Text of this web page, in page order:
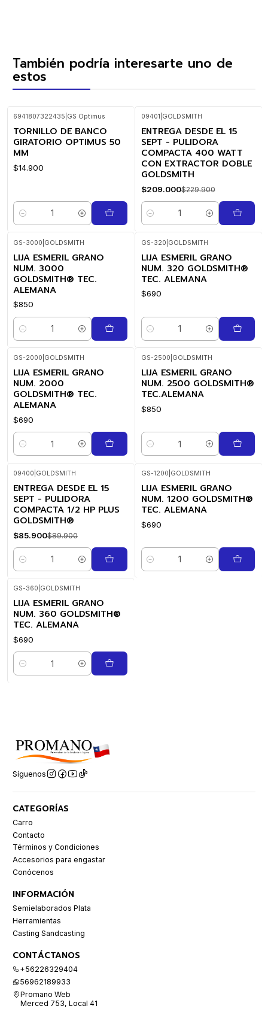
También podría interesarte uno de
estos
6941807322435 GS Optimus
TORNILLO DE BANCO
GIRATORIO OPTIMUS 50
MM
$14.900
Cantidad
-9%
OFF
09401 GOLDSMITH
ENTREGA DESDE EL 15
SEPT - PULIDORA
COMPACTA 400 WATT
CON EXTRACTOR DOBLE
GOLDSMITH
$209.000$229.900
Cantidad
GS-3000 GOLDSMITH
LIJA ESMERIL GRANO
NUM. 3000
GOLDSMITH® TEC.
ALEMANA
$850
Cantidad
GS-320 GOLDSMITH
LIJA ESMERIL GRANO
NUM. 320 GOLDSMITH®
TEC. ALEMANA
$690
Cantidad
GS-2000 GOLDSMITH
LIJA ESMERIL GRANO
NUM. 2000
GOLDSMITH® TEC.
ALEMANA
$690
Cantidad
GS-2500 GOLDSMITH
LIJA ESMERIL GRANO
NUM. 2500 GOLDSMITH®
TEC.ALEMANA
$850
Cantidad
-4%
OFF
09400 GOLDSMITH
ENTREGA DESDE EL 15
SEPT - PULIDORA
COMPACTA 1/2 HP PLUS
GOLDSMITH®
$85.900$89.900
Cantidad
GS-1200 GOLDSMITH
LIJA ESMERIL GRANO
NUM. 1200 GOLDSMITH®
TEC. ALEMANA
$690
Cantidad
GS-360 GOLDSMITH
LIJA ESMERIL GRANO
NUM. 360 GOLDSMITH®
TEC. ALEMANA
$690
Cantidad
Síguenos
CATEGORÍAS
Carro
Contacto
Términos y Condiciones
Accesorios para engastar
Conócenos
INFORMACIÓN
Semielaborados Plata
Herramientas
Casting Sandcasting
CONTÁCTANOS
+56226329404
56962189933
Promano Web
Merced 753, Local 41